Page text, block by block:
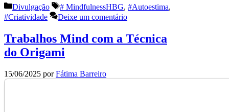
Categorias
Divulgação Etiquetas
# MindfulnessHBG, #Autoestima,
#Criatividade
Deixe um comentário
Trabalhos Mind com a Técnica
do Origami
15/06/2025 porFátima Barreiro